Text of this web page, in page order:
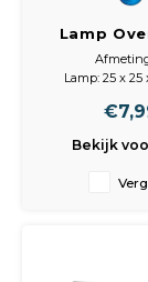
Lamp
40W
Lamp: 25 x 25
Bekijk